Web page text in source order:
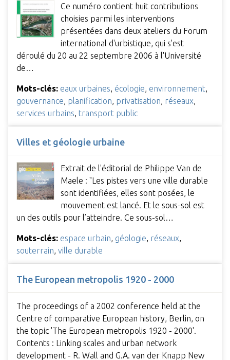
Ce numéro contient huit contributions
choisies parmi les interventions
présentées dans deux ateliers du Forum
international d'urbistique, qui s'est
déroulé du 20 au 22 septembre 2006 à l'Université
de…
Mots-clés: eaux urbaines, écologie, environnement,
gouvernance, planification, privatisation, réseaux,
services urbains, transport public
Villes et géologie urbaine
Extrait de l'éditorial de Philippe Van de
Maele : "Les pistes vers une ville durable
sont identifiées, elles sont posées, le
mouvement est lancé. Et le sous-sol est
un des outils pour l’atteindre. Ce sous-sol…
Mots-clés: espace urbain, géologie, réseaux,
souterrain, ville durable
The European metropolis 1920 - 2000
The proceedings of a 2002 conference held at the
Centre of comparative European history, Berlin, on
the topic 'The European metropolis 1920 - 2000'.
Contents : Linking scales and urban network
development - R. Wall and G.A. van der Knapp New